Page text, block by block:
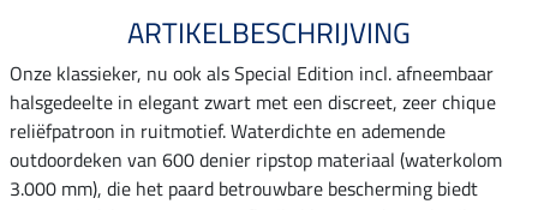
ARTIKELBESCHRIJVING
Onze klassieker, nu ook als Special Edition incl. afneembaar
halsgedeelte in elegant zwart met een discreet, zeer chique
reliëfpatroon in ruitmotief. Waterdichte en ademende
outdoordeken van 600 denier ripstop materiaal (waterkolom
3.000 mm), die het paard betrouwbare bescherming biedt